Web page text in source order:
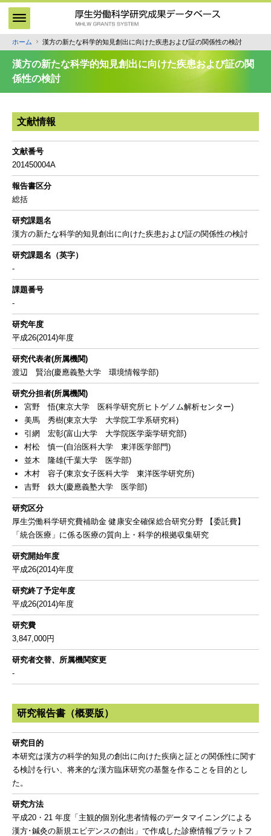
ン
パ
ン
く
ホーム 漢方の新たな科学的知見創出に向けた疾患および証の関係性の検討
漢方の新たな科学的知見創出に向けた疾患および証の関
係性の検討
文献情報
文献番号
201450004A
報告書区分
総括
研究課題名
漢方の新たな科学的知見創出に向けた疾患および証の関係性の検討
研究課題名（英字）
-
課題番号
-
研究年度
平成26(2014)年度
研究代表者(所属機関)
渡辺 賢治(慶應義塾大学 環境情報学部)
研究分担者(所属機関)
宮野 悟(東京大学 医科学研究所ヒトゲノム解析センター)
美馬 秀樹(東京大学 大学院工学系研究科)
引網 宏彰(富山大学 大学院医学薬学研究部)
村松 慎一(自治医科大学 東洋医学部門)
並木 隆雄(千葉大学 医学部)
木村 容子(東京女子医科大学 東洋医学研究所)
吉野 鉄大(慶應義塾大学 医学部)
研究区分
厚生労働科学研究費補助金 健康安全確保総合研究分野 【委託費】
「統合医療」に係る医療の質向上・科学的根拠収集研究
研究開始年度
平成26(2014)年度
研究終了予定年度
平成26(2014)年度
研究費
3,847,000円
研究者交替、所属機関変更
-
研究報告書（概要版）
研究目的
本研究は漢方の科学的知見の創出に向けた疾病と証との関係性に関す
る検討を行い、将来的な漢方臨床研究の基盤を作ることを目的とし
た。
研究方法
平成20・21 年度「主観的個別化患者情報のデータマイニングによる
漢方･鍼灸の新規エビデンスの創出」で作成した診療情報プラットフ